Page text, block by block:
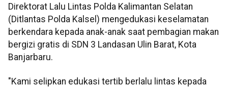
Direktorat Lalu Lintas Polda Kalimantan Selatan
(Ditlantas Polda Kalsel) mengedukasi keselamatan
berkendara kepada anak-anak saat pembagian makan
bergizi gratis di SDN 3 Landasan Ulin Barat, Kota
Banjarbaru.
"Kami selipkan edukasi tertib berlalu lintas kepada